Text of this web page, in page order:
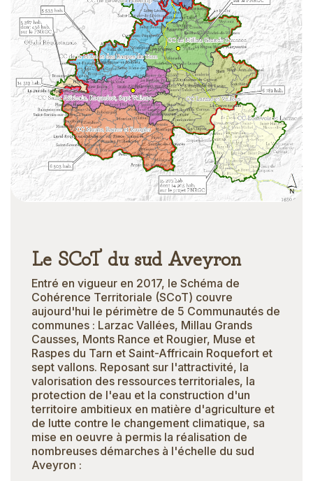
Le SCoT du sud Aveyron
Entré en vigueur en 2017, le Schéma de
Cohérence Territoriale (SCoT) couvre
aujourd'hui le périmètre de 5 Communautés de
communes : Larzac Vallées, Millau Grands
Causses, Monts Rance et Rougier, Muse et
Raspes du Tarn et Saint-Affricain Roquefort et
sept vallons. Reposant sur l'attractivité, la
valorisation des ressources territoriales, la
protection de l'eau et la construction d'un
territoire ambitieux en matière d'agriculture et
de lutte contre le changement climatique, sa
mise en oeuvre à permis la réalisation de
nombreuses démarches à l'échelle du sud
Aveyron :